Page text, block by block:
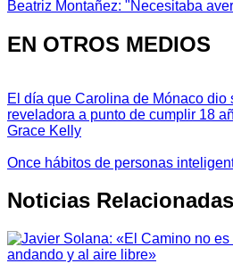
Beatriz Montañez: "Necesitaba
EN OTROS MEDIOS
El día que Carolina de Mónaco dio
reveladora a punto de cumplir 18
Grace Kelly
Once hábitos de personas
Noticias Relacionadas